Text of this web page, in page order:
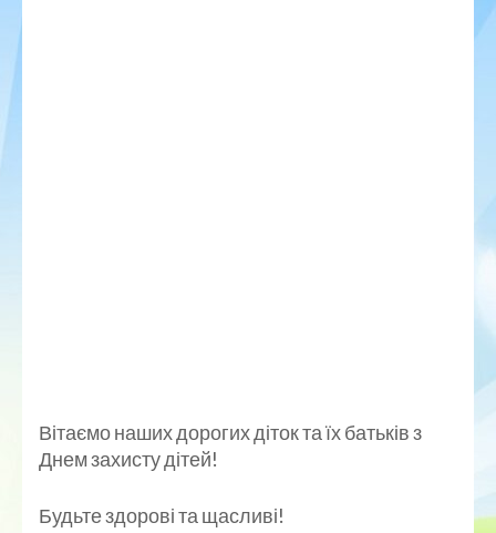
Вітаємо наших дорогих діток та їх батьків з
Днем захисту дітей!
Будьте здорові та щасливі!